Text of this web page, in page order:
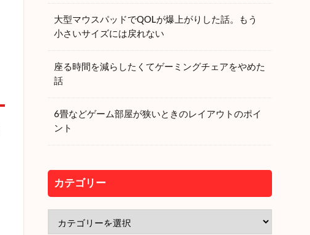
大型マウスパッドでQOLが爆上がりした話。もう
小さいサイズには戻れない
座る時間を減らしたくてゲーミングチェアをやめた
話
6畳などゲーム部屋が狭いときのレイアウトのポイ
ント
カテゴリー